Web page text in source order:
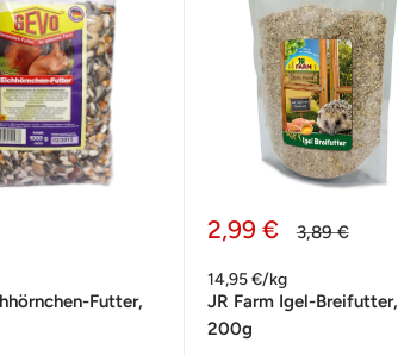
Futter,
Sonderpreis
2,99 € Normalpreis
3,89 €
14,95 €/kg
JR Farm Igel-Breifutter,
200g